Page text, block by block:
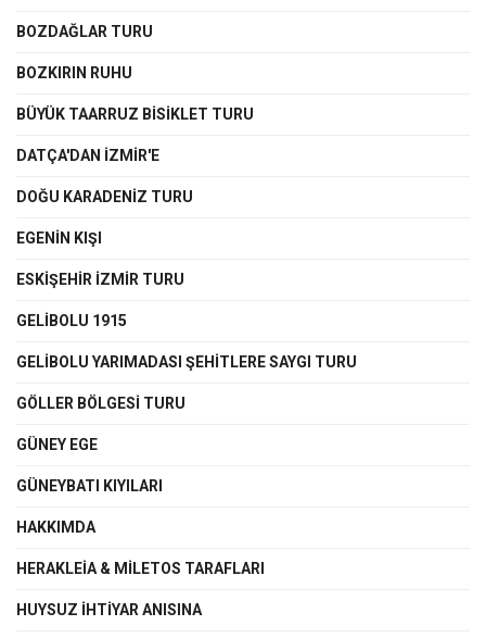
BOZDAĞLAR TURU
BOZKIRIN RUHU
BÜYÜK TAARRUZ BİSİKLET TURU
DATÇA'DAN İZMİR'E
DOĞU KARADENİZ TURU
EGENIN KIŞI
ESKİŞEHİR İZMİR TURU
GELİBOLU 1915
GELİBOLU YARIMADASI ŞEHİTLERE SAYGI TURU
GÖLLER BÖLGESİ TURU
GÜNEY EGE
GÜNEYBATI KIYILARI
HAKKIMDA
HERAKLEİA & MİLETOS TARAFLARI
HUYSUZ İHTİYAR ANISINA